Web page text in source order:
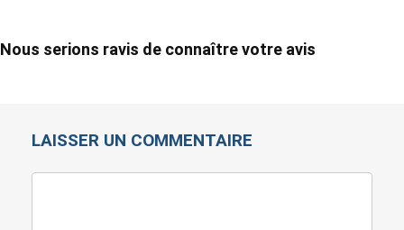
Nous serions ravis de connaître votre avis
LAISSER UN COMMENTAIRE